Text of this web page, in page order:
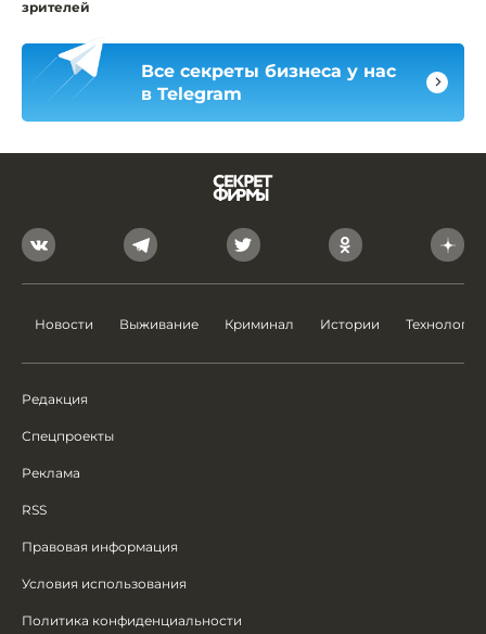
зрителей
Все секреты бизнеса у нас
в Telegram
Новости Выживание Криминал Истории Технологии
Редакция
Спецпроекты
Реклама
RSS
Правовая информация
Условия использования
Политика конфиденциальности